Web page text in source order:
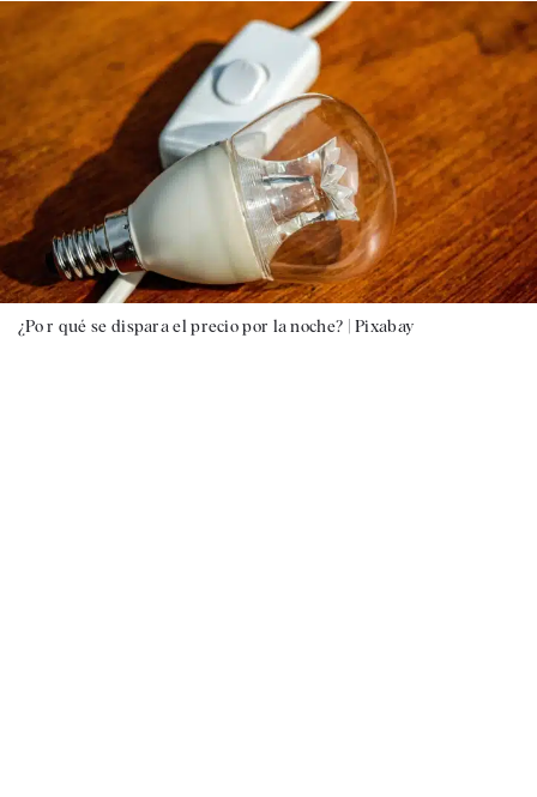
¿Po r qué se dispara el precio por la noche? |Pixabay